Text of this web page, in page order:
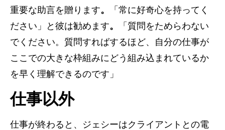
重要な助言を贈ります。
「常に好奇心を持ってく
ださい」と彼は勧めます。
「質問をためらわない
でください。質問すればするほど、自分の仕事が
ここでの大きな枠組みにどう組み込まれているか
を早く理解できるのです」
仕事以外
仕事が終わると、ジェシーはクライアントとの電